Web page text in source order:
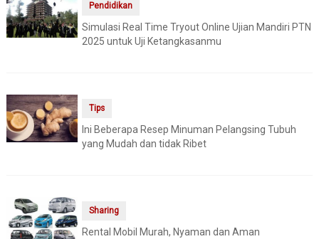
Pendidikan
Simulasi Real Time Tryout Online Ujian Mandiri PTN
2025 untuk Uji Ketangkasanmu
Tips
Ini Beberapa Resep Minuman Pelangsing Tubuh
yang Mudah dan tidak Ribet
Sharing
Rental Mobil Murah, Nyaman dan Aman